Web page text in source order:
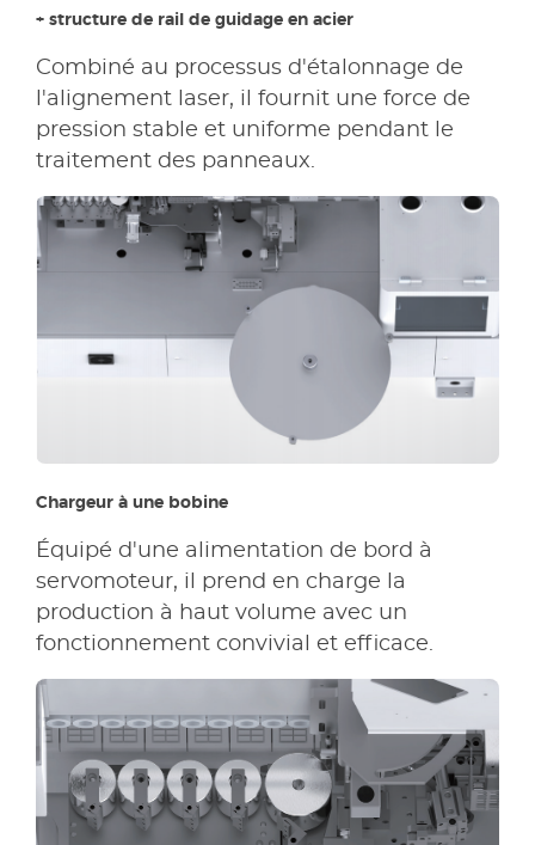
+ structure de rail de guidage en acier
Combiné au processus d'étalonnage de
l'alignement laser, il fournit une force de
pression stable et uniforme pendant le
traitement des panneaux.
Chargeur à une bobine
Équipé d'une alimentation de bord à
servomoteur, il prend en charge la
production à haut volume avec un
fonctionnement convivial et efficace.